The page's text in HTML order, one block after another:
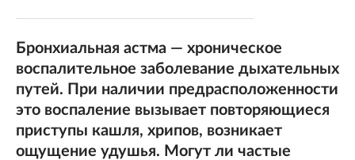
Бронхиальная астма — хроническое
воспалительное заболевание дыхательных
путей. При наличии предрасположенности
это воспаление вызывает повторяющиеся
приступы кашля, хрипов, возникает
ощущение удушья. Могут ли частые